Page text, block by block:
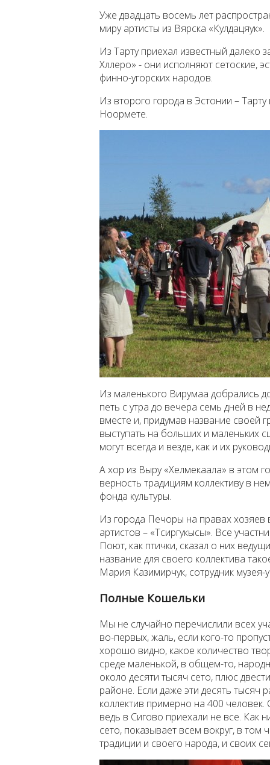
Уже двадцать восемь лет
миру артисты из Вярска «Кулдацяук».
Из Тарту приехал известный далеко
Хллеро» - они исполняют сетоские,
финно-угорских народов.
Из второго города в Эстонии –
Ноормете.
Из маленького Вирумаа добрались
петь с утра до вечера семь дней в
вместе и, придумав название своей
выступать на больших и маленьких
могут всегда и везде, как и их
А хор из Выру «Хелмекаала» в этом
верность традициям коллективу в
фонда культуры.
Из города Печоры на правах хозяев
артистов – «Тсиргукысы». Все
Поют, как птички, сказал о них
название для своего коллектива
Мария Казимирчук, сотрудник музея-
Полные Кошельки
Мы не случайно перечислили всех
во-первых, жаль, если кого-то
хорошо видно, какое количество
среде маленькой, в общем-то,
около десяти тысяч сето, плюс
районе. Если даже эти десять тысяч
коллектив примерно на 400
ведь в Сигово приехали не все. Как
сето, показывает всем вокруг, в
традиции и своего народа, и своих